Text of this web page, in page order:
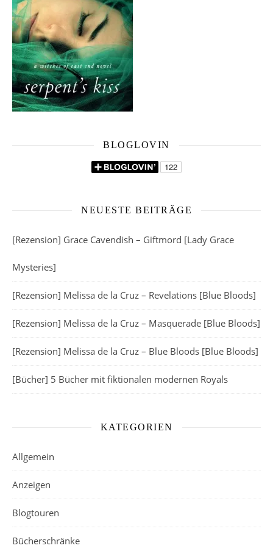
BLOGLOVIN
NEUESTE BEITRÄGE
[Rezension] Grace Cavendish – Giftmord [Lady Grace
Mysteries]
[Rezension] Melissa de la Cruz – Revelations [Blue Bloods]
[Rezension] Melissa de la Cruz – Masquerade [Blue Bloods]
[Rezension] Melissa de la Cruz – Blue Bloods [Blue Bloods]
[Bücher] 5 Bücher mit fiktionalen modernen Royals
KATEGORIEN
Allgemein
Anzeigen
Blogtouren
Bücherschränke